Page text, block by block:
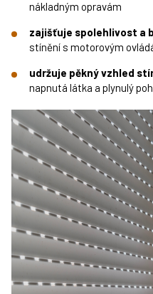
nákladným opravám
zajišťuje spolehlivost a
stínění s motorovým
udržuje pěkný vzhled
napnutá látka a plynulý